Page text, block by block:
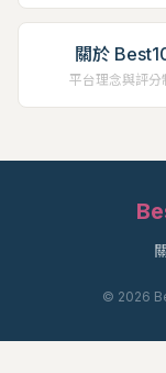
關於
平台理念與評分
© 2026